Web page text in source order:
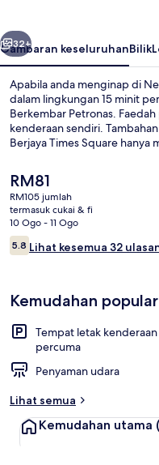
Seterusnya
32+
Gambaran keseluruhanBilik
Apabila anda menginap di
dalam lingkungan 15 minit
Berkembar Petronas.
kenderaan sendiri.
Berjaya Times Square hanya
Harga
semasa
ialah
RM81
RM81
RM105 jumlah
termasuk cukai & fi
10 Ogo - 11 Ogo
Ulasan
5.85.8 daripada 10
Lihat kesemua 32
Kemudahan popular
Tempat letak kenderaan
percuma
Penyaman udara
Lihat semua
Kemudahan utama